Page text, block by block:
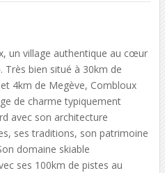
un village authentique au cœur
Très bien situé à 30km de
4km de Megève, Combloux
de charme typiquement
avec son architecture
ses traditions, son patrimoine
domaine skiable
ses 100km de pistes au